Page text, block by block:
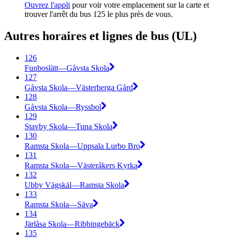
Ouvrez l'appli pour voir votre emplacement sur la carte et
trouver l'arrêt du bus 125 le plus près de vous.
Autres horaires et lignes de bus (UL)
126
Funboslätt—Gåvsta Skola
127
Gåvsta Skola—Västerberga Gård
128
Gåvsta Skola—Ryssbol
129
Stavby Skola—Tuna Skola
130
Ramsta Skola—Uppsala Lurbo Bro
131
Ramsta Skola—Västeråkers Kyrka
132
Ubby Vägskäl—Ramsta Skola
133
Ramsta Skola—Säva
134
Järlåsa Skola—Ribbingebäck
135